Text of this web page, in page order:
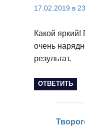
17.02.2019 в
Какой яркий!
очень
результат.
ОТВЕТИТЬ